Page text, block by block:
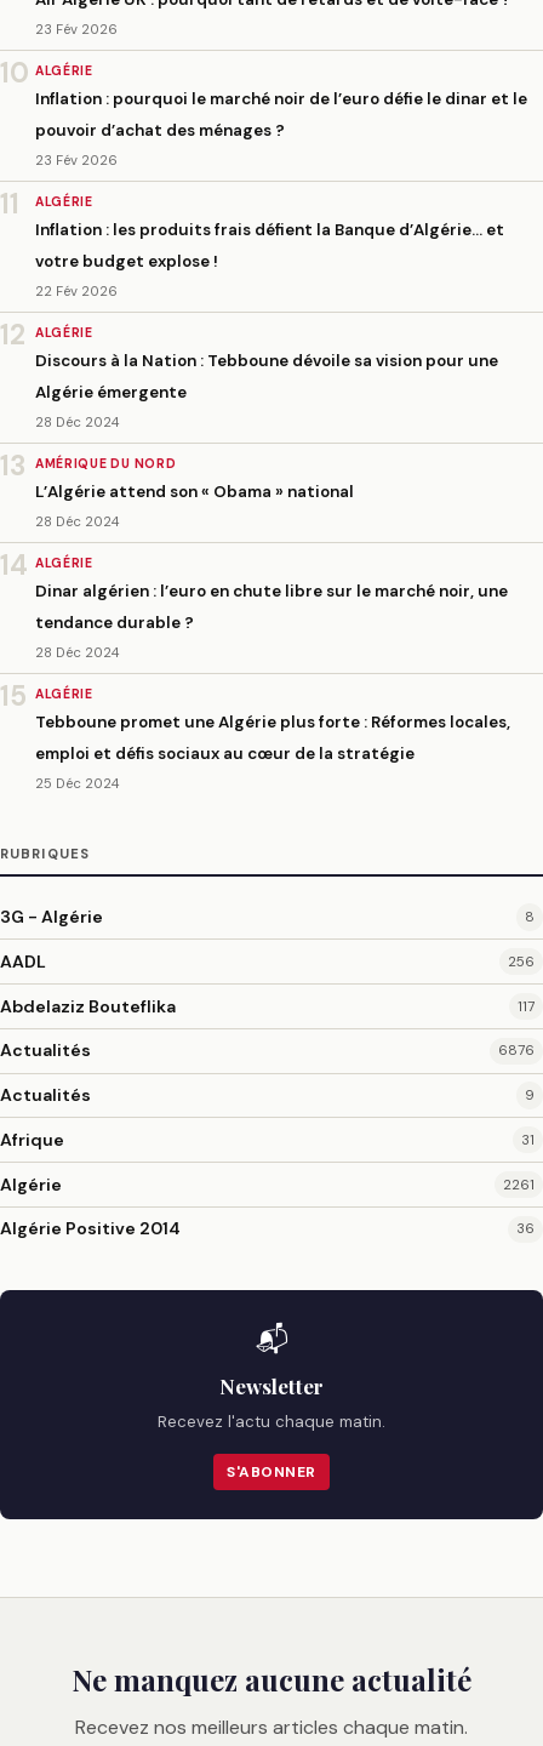
23 Fév 2026
10 ALGÉRIE
Inflation : pourquoi le marché noir de l’euro défie le dinar et le
pouvoir d’achat des ménages ?
23 Fév 2026
11 ALGÉRIE
Inflation : les produits frais défient la Banque d’Algérie… et
votre budget explose !
22 Fév 2026
12 ALGÉRIE
Discours à la Nation : Tebboune dévoile sa vision pour une
Algérie émergente
28 Déc 2024
13 AMÉRIQUE DU NORD
L’Algérie attend son « Obama » national
28 Déc 2024
14 ALGÉRIE
Dinar algérien : l’euro en chute libre sur le marché noir, une
tendance durable ?
28 Déc 2024
15 ALGÉRIE
Tebboune promet une Algérie plus forte : Réformes locales,
emploi et défis sociaux au cœur de la stratégie
25 Déc 2024
RUBRIQUES
3G - Algérie 8
AADL 256
Abdelaziz Bouteflika 117
Actualités 6876
Actualités 9
Afrique 31
Algérie 2261
Algérie Positive 2014 36
📬
Newsletter
Recevez l'actu chaque matin.
S'ABONNER
Ne manquez aucune actualité
Recevez nos meilleurs articles chaque matin.